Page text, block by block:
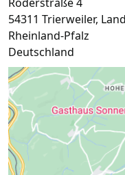
54311 Trierweiler,
Rheinland-Pfalz
Deutschland